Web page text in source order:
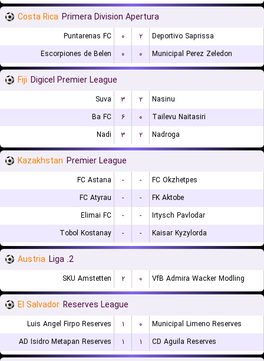
Costa Rica Primera Division Apertura
Puntarenas FC ۰ ۲
Deportivo Saprissa
Escorpiones de Belen
۰ ۰ Municipal Perez Zeledon
Fiji Digicel Premier League
Suva ۳ ۲
Nasinu
Ba FC
۶ ۰
Tailevu Naitasiri
Nadi
۳ ۲ Nadroga
Kazakhstan Premier League
FC Astana - -
FC Okzhetpes
FC Atyrau
- -
FK Aktobe
Elimai FC
- -
Irtysch Pavlodar
Tobol Kostanay
- - Kaisar Kyzylorda
Austria 2. Liga
SKU Amstetten ۲ ۰ VfB Admira Wacker Modling
El Salvador Reserves League
Luis Angel Firpo Reserves ۱ ۰
Municipal Limeno Reserves
AD Isidro Metapan Reserves
۱ ۱ CD Aguila Reserves